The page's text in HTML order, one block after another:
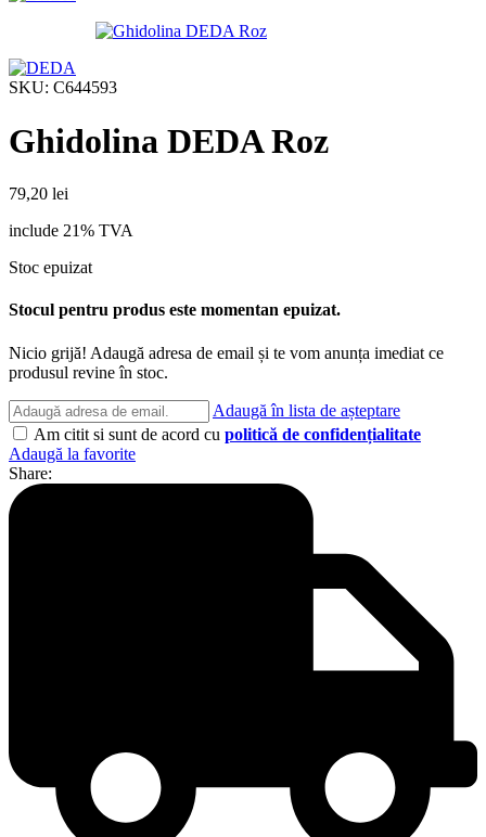
SKU: C644593
Ghidolina DEDA Roz
79,20 lei
include 21% TVA
Stoc epuizat
Stocul pentru produs este momentan epuizat.
Nicio grijă! Adaugă adresa de email și te vom anunța imediat ce
produsul revine în stoc.
Adaugă în lista de așteptare
Am citit si sunt de acord cu politică de confidențialitate
Adaugă la favorite
Share: